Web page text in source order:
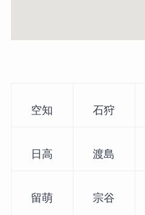
空知 石狩
日高 渡島
留萌 宗谷